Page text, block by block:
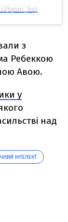
з
Ребеккою
Авою.
у
над
ІНТЕЛЕКТ